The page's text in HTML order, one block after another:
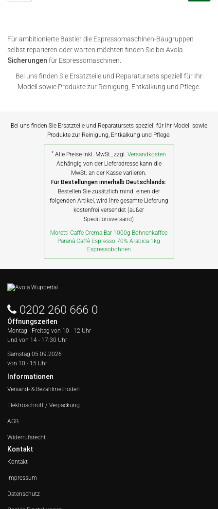
Für ambitionierte Bastler die Espressomaschinen-Baugruppen
selbst reparieren oder warten möchten finden Sie bei Avola
Sicherungen für Espressomaschinen.
Bei uns finden Sie Ersatzteile und Reparatursets speziell für Ihr
Modell sowie Produkte zur Reinigung, Entkalkung und Pflege.
Bei uns finden Sie Ersatzteile und Reparatursets speziell für Ihr Modell sowie
Produkte zur Reinigung, Entkalkung und Pflege.
* Alle Preise inkl. MwSt., zzgl.Versandkosten
Abhängig von der Lieferadresse kann die
MwSt. an der Kasse variieren.
Für Bestellungen innerhalb Deutschlands:
Bestellen Sie zusätzlich mind. einen der
folgenden Artikel, wird Ihre gesamte Lieferung
kostenfrei versendet (außer
Speditionsversand)
Moretti Caffe Crema Bar 1000g Bohnenkaffee
Paranà Caffè Espresso 70% Arabica 1kg
Espressobohnen
0202 260 666 0
Öffnungszeiten
Montag - Freitag von 10 - 12 Uhr
und von 14 - 17:30 Uhr
Samstag 05.09.2026
von 10 - 15 Uhr
Informationen
Versand- & Bezahlmethoden
Elektroschrott / Verpackung
AGB
Widerrufsrecht
Kontakt
Kontakt
Impressum
Datenschutz